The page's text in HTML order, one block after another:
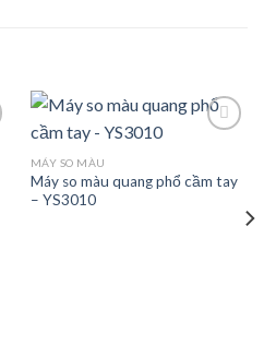
Add to
MÁY SO MÀU
Máy so màu quang phổ cầm tay
– YS3010